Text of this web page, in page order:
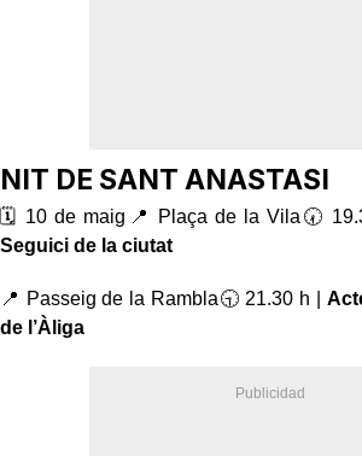
NIT DE SANT ANASTASI
🗓️ 10 de maig📍 Plaça de la Vila🕢
Seguici de la ciutat
📍 Passeig de la Rambla🕤 21.30 h |
de l’Àliga